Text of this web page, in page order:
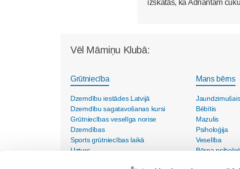
izskatās, ka Adriantam
Vēl Māmiņu Klubā:
Grūtniecība
Dzemdību iestādes Latvijā
Dzemdību sagatavošanas kursi
Grūtniecības veselīga norise
Dzemdības
Sports grūtniecības laikā
Uzturs
Mans bērns
Bēbītis
Mazulis
Psiholoģija
Veselība
Bērna